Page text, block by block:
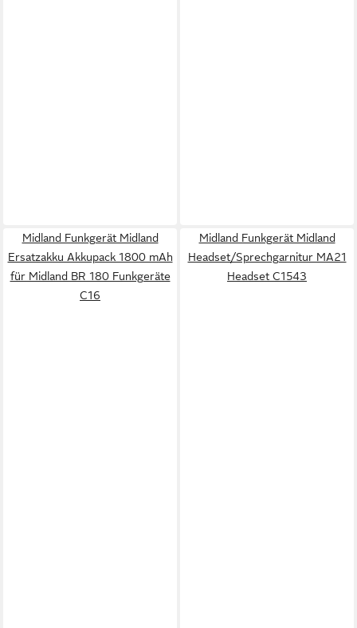
Midland Funkgerät Midland
Ersatzakku Akkupack 1800 mAh
für Midland BR 180 Funkgeräte
C16
Midland Funkgerät Midland
Headset/Sprechgarnitur MA21
Headset C1543